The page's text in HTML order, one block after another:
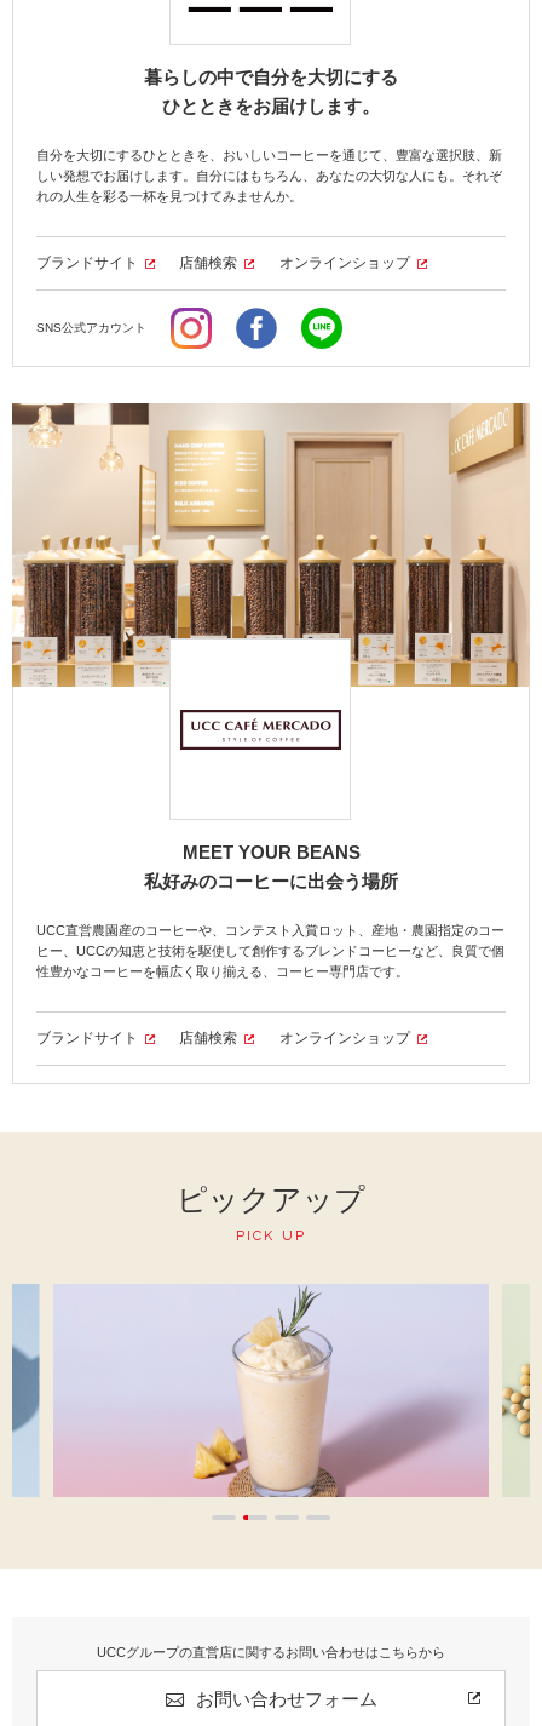
暮らしの中で自分を大切にする
ひとときをお届けします。
自分を大切にするひとときを、おいしいコーヒーを通じて、豊富な選択肢、新
しい発想でお届けします。自分にはもちろん、あなたの大切な人にも。それぞ
れの人生を彩る一杯を見つけてみませんか。
ブランドサイト 店舗検索 オンラインショップ
SNS公式アカウント
MEET YOUR BEANS
私好みのコーヒーに出会う場所
UCC直営農園産のコーヒーや、コンテスト入賞ロット、産地・農園指定のコー
ヒー、UCCの知恵と技術を駆使して創作するブレンドコーヒーなど、良質で個
性豊かなコーヒーを幅広く取り揃える、コーヒー専門店です。
ブランドサイト 店舗検索 オンラインショップ
ピックアップ
PICK UP
UCCグループの直営店に関するお問い合わせはこちらから
お問い合わせフォーム